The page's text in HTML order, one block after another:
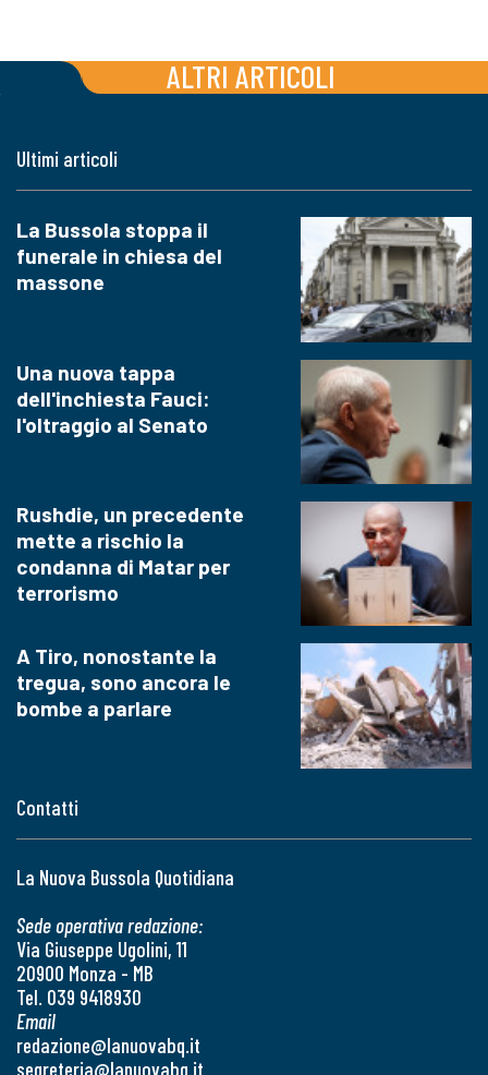
ALTRI ARTICOLI
Contatti
La Nuova Bussola Quotidiana
Sede operativa redazione:
Via Giuseppe Ugolini, 11
20900 Monza - MB
Tel. 039 9418930
Email
redazione@lanuovabq.it
segreteria@lanuovabq.it
Ultimi articoli
La Bussola stoppa il
funerale in chiesa del
massone
Una nuova tappa
dell'inchiesta Fauci:
l'oltraggio al Senato
Rushdie, un precedente
mette a rischio la
condanna di Matar per
terrorismo
A Tiro, nonostante la
tregua, sono ancora le
bombe a parlare